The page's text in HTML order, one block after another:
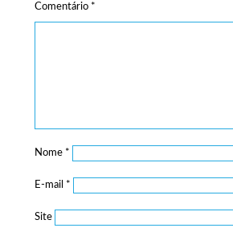
Comentário *
Nome *
E-mail *
Site